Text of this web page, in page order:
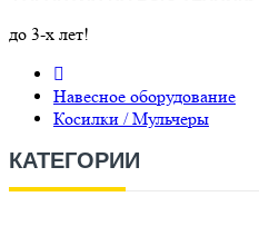
до 3-х лет!
Навесное оборудование
Косилки / Мульчеры
КАТЕГОРИИ